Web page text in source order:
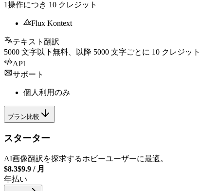
1操作につき 10 クレジット
Flux Kontext
テキスト翻訳
5000 文字以下無料、以降 5000 文字ごとに 10 クレジット
API
サポート
個人利用のみ
プラン比較
スターター
AI画像翻訳を探求するホビーユーザーに最適。
$8.3$9.9 / 月
年払い